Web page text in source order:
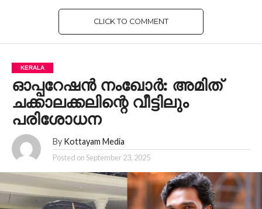
CLICK TO COMMENT
KERALA
ഓപ്പറേഷൻ നംഖോർ: അമിത്
ചക്കാലക്കലിന്റെ വീട്ടിലും
പരിശോധന
By Kottayam Media
Posted onSeptember 23, 2025